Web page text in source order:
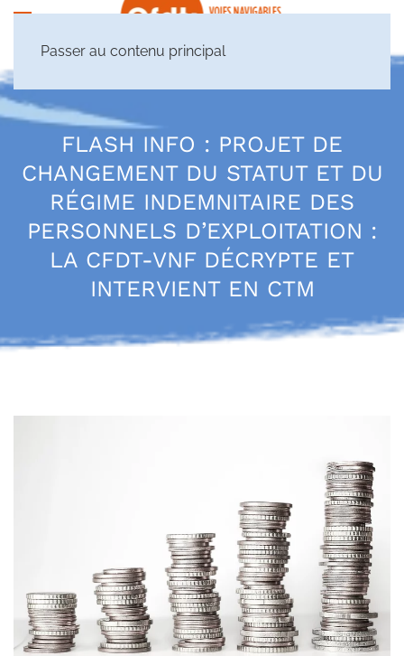
Passer au contenu principal
FLASH INFO : PROJET DE
CHANGEMENT DU STATUT ET DU
RÉGIME INDEMNITAIRE DES
PERSONNELS D’EXPLOITATION :
LA CFDT-VNF DÉCRYPTE ET
INTERVIENT EN CTM